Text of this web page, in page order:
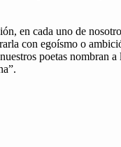
en cada uno de
con egoísmo o
poetas nombran a